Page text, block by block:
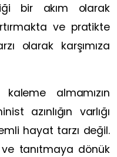
bir akım olarak
ve pratikte
olarak karşımıza
almamızın
azınlığın varlığı
hayat tarzı değil.
tanıtmaya dönük